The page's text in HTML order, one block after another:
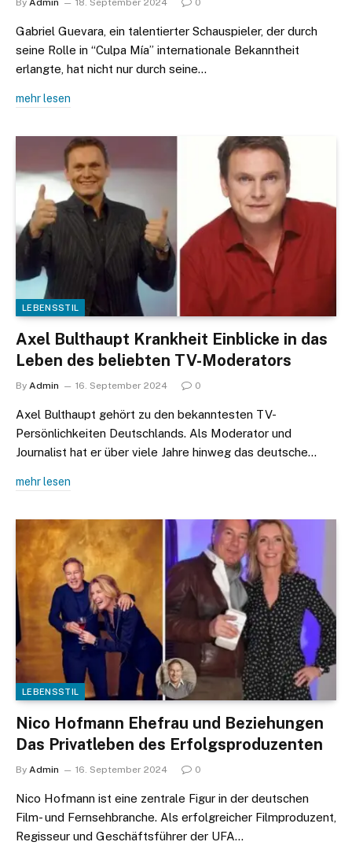
Gabriel Guevara, ein talentierter Schauspieler, der durch
seine Rolle in “Culpa Mía” internationale Bekanntheit
erlangte, hat nicht nur durch seine…
mehr lesen
LEBENSSTIL
Axel Bulthaupt Krankheit Einblicke in das
Leben des beliebten TV-Moderators
By Admin 16. September 2024 0
Axel Bulthaupt gehört zu den bekanntesten TV-
Persönlichkeiten Deutschlands. Als Moderator und
Journalist hat er über viele Jahre hinweg das deutsche…
mehr lesen
LEBENSSTIL
Nico Hofmann Ehefrau und Beziehungen
Das Privatleben des Erfolgsproduzenten
By Admin 16. September 2024 0
Nico Hofmann ist eine zentrale Figur in der deutschen
Film- und Fernsehbranche. Als erfolgreicher Filmproduzent,
Regisseur und Geschäftsführer der UFA…